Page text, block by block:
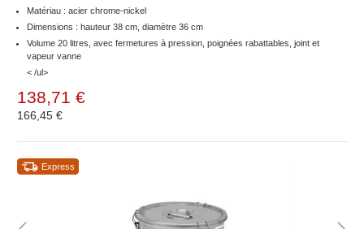
Matériau : acier chrome-nickel
Dimensions : hauteur 38 cm, diamètre 36 cm
Volume 20 litres, avec fermetures à pression, poignées rabattables, joint et
vapeur vanne
< /ul>
138,71 €
166,45 €
Express